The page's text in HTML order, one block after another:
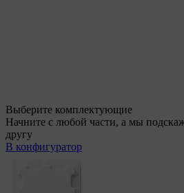
Выберите комплектующие
Начните с любой части, а мы
другу
В конфигуратор